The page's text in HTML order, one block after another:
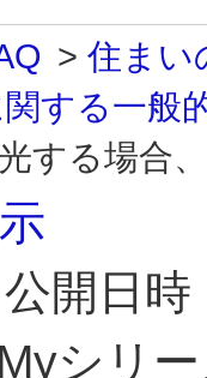
> 住まい
する一般
する場合
公開日
シリ